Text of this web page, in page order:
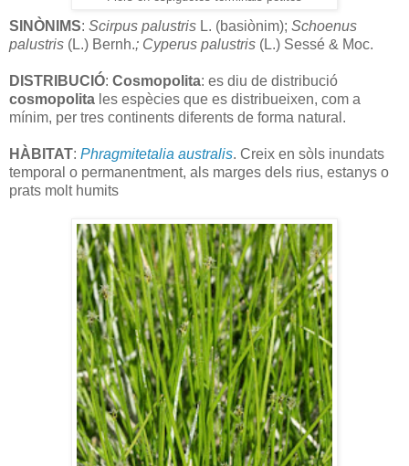
SINÒNIMS: Scirpus palustris L. (basiònim); Schoenus
palustris (L.) Bernh.; Cyperus palustris (L.) Sessé & Moc.
DISTRIBUCIÓ: Cosmopolita: es diu de distribució
cosmopolita les espècies que es distribueixen, com a
mínim, per tres continents diferents de forma natural.
HÀBITAT: Phragmitetalia australis. Creix en sòls inundats
temporal o permanentment, als marges dels rius, estanys o
prats molt humits